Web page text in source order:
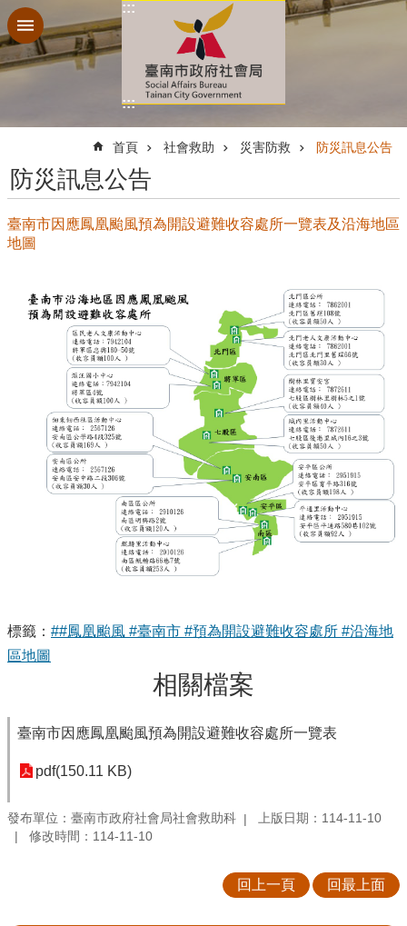
跳到主要內容區塊
:::
:::
首頁 社會救助 災害防救 防災訊息公告
防災訊息公告
臺南市因應鳳凰颱風預為開設避難收容處所一覽表及沿海地區
地圖
標籤： ##鳳凰颱風 #臺南市 #預為開設避難收容處所 #沿海地
區地圖
相關檔案
臺南市因應鳳凰颱風預為開設避難收容處所一覽表
pdf(150.11 KB)
發布單位：臺南市政府社會局社會救助科
上版日期：114-11-10
修改時間：114-11-10
回上一頁 回最上面